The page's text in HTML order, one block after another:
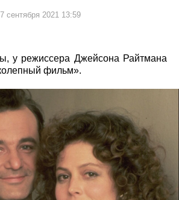
сентября 2021 13:59
у режиссера Джейсона Райтмана
фильм».